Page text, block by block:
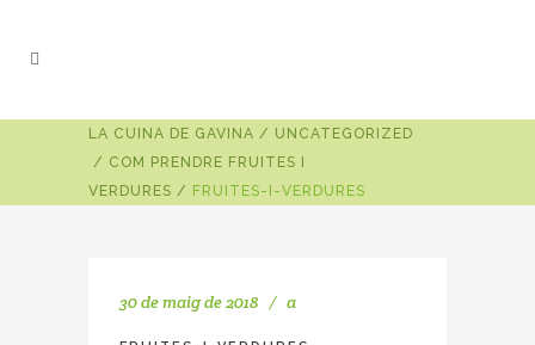
LA CUINA DE GAVINA / UNCATEGORIZED
/ COM PRENDRE FRUITES I
VERDURES / FRUITES-I-VERDURES
30 de maig de 2018 a